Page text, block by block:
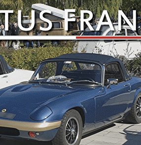
Exporter les lignes sélectionnées
Exporter toutes les colonnes
Exporter uniquement les colonnes
Menu
<
>
Sorties circuit
Balades touristiques
Manifestations et salons
?>
Images de la page d'accueil